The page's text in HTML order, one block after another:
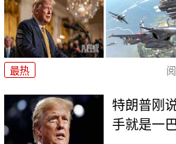
最热
特朗普刚
手就是一